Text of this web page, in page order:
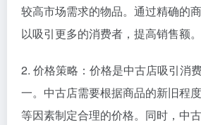
较高市场需求的物品。通过精确的
以吸引更多的消费者，提高销售额。
2. 价格策略：价格是中古店吸引消
一。中古店需要根据商品的新旧程
等因素制定合理的价格。同时，中